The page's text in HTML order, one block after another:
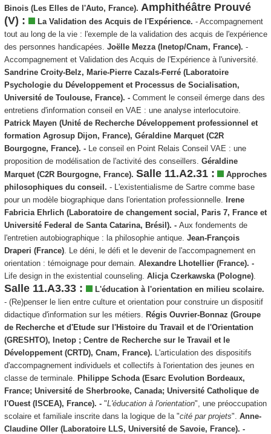
Binois (Les Elles de l'Auto, France). Amphithéâtre Prouvé
(V) :
La Validation des Acquis de l'Expérience. - Accompagnement
tout au long de la vie : l'exemple de la validation des acquis de l'expérience
des personnes handicapées. Joëlle Mezza (Inetop/Cnam, France). -
Accompagnement et Validation des Acquis de l'Expérience à l'université.
Sandrine Croity-Belz, Marie-Pierre Cazals-Ferré (Laboratoire
Psychologie du Développement et Processus de Socialisation,
Université de Toulouse, France). - Comment le conseil émerge dans des
entretiens d'information conseil en VAE : une analyse interlocutoire.
Patrick Mayen (Unité de Recherche Développement professionnel et
formation Agrosup Dijon, France), Géraldine Marquet (C2R
Bourgogne, France). - Le conseil en Point Relais Conseil VAE : une
proposition de modélisation de l'activité des conseillers. Géraldine
Marquet (C2R Bourgogne, France). Salle 11.A2.31 :
Approches
philosophiques du conseil. - L'existentialisme de Sartre comme base
pour un modèle biographique dans l'orientation professionnelle. Irene
Fabricia Ehrlich (Laboratoire de changement social, Paris 7, France et
Université Federal de Santa Catarina, Brésil). - Aux fondements de
l'entretien autobiographique : la philosophie antique. Jean-François
Draperi (France). Le déni, le défi et le devenir de l'accompagnement en
orientation : témoignage pour demain. Alexandre Lhotellier (France). -
Life design in the existential counseling. Alicja Czerkawska (Pologne).
Salle 11.A3.33 :
L'éducation à l'orientation en milieu scolaire.
- (Re)penser le lien entre culture et orientation pour construire un dispositif
didactique d'information sur les métiers. Régis Ouvrier-Bonnaz (Groupe
de Recherche et d'Etude sur l'Histoire du Travail et de l'Orientation
(GRESHTO), Inetop ; Centre de Recherche sur le Travail et le
Développement (CRTD), Cnam, France). L'articulation des dispositifs
d'accompagnement individuels et collectifs à l'orientation des jeunes en
classe de terminale. Philippe Schoda (Esarc Evolution Bordeaux,
France; Université de Sherbrooke, Canada; Université Catholique de
l'Ouest (ISCEA), France). - "L'éducation à l'orientation", une préoccupation
scolaire et familiale inscrite dans la logique de la "cité par projets". Anne-
Claudine Oller (Laboratoire LLS, Université de Savoie, France). -